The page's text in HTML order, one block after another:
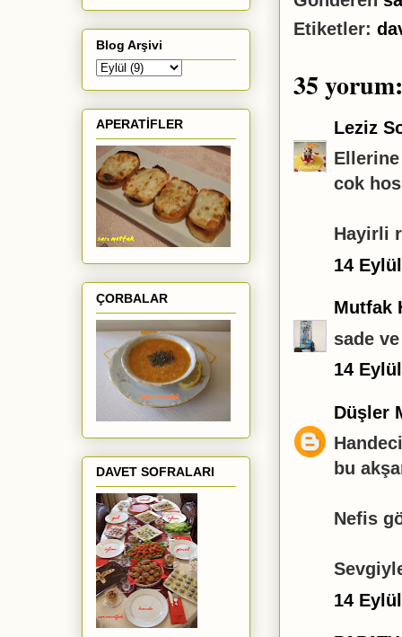
Etiketler:
35 yorum:
Leziz
cok
Hayirli
14
Mutfak
sade
14
Düşler
bu
Nefis
14
Blog Arşivi
APERATİFLER
ÇORBALAR
DAVET SOFRALARI